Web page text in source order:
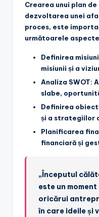
Crearea unui plan
dezvoltarea unei
proces, este
următoarele
Definirea
misiunii și a
Analiza SWOT:
slabe,
Definirea
și a strategiilor
Planificarea
financiară și
„Începutul
este un
oricărui
în care ideile și